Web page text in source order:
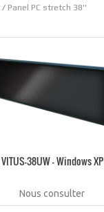
/ Panel PC stretch 38''
VITUS-38UW – Windows XP
Nous consulter